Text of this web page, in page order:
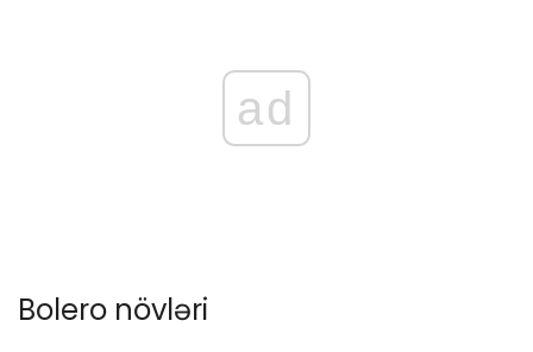
ad
Bolero növləri